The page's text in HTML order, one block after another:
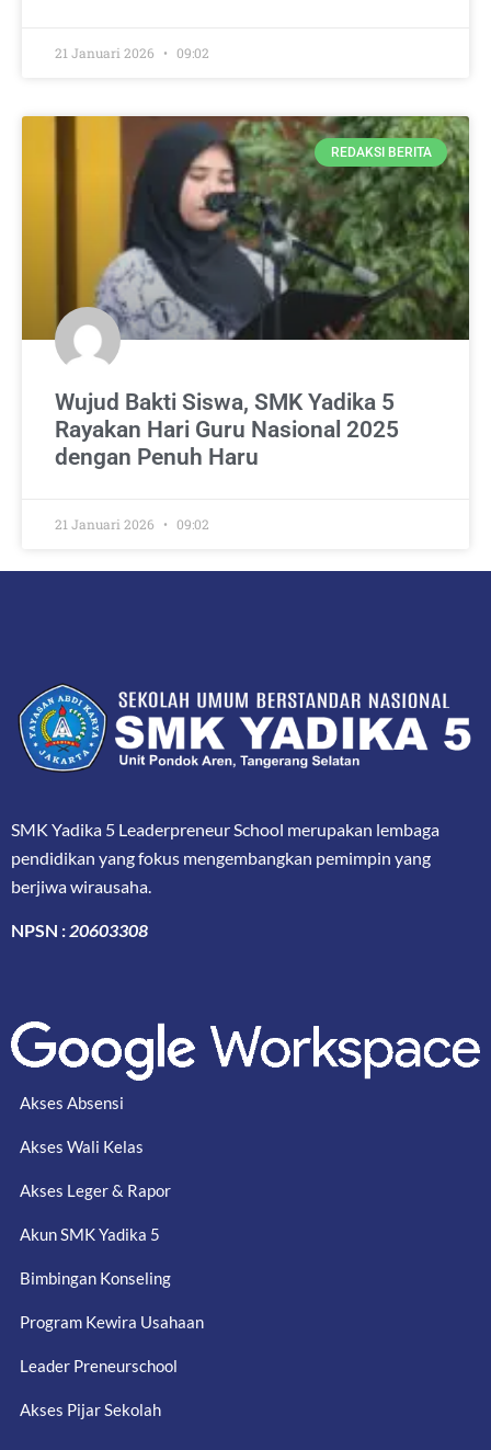
21 Januari 2026 09:02
REDAKSI BERITA
Wujud Bakti Siswa, SMK Yadika 5
Rayakan Hari Guru Nasional 2025
dengan Penuh Haru
21 Januari 2026 09:02
SMK Yadika 5 Leaderpreneur School merupakan lembaga
pendidikan yang fokus mengembangkan pemimpin yang
berjiwa wirausaha.
NPSN :20603308
Akses Absensi
Akses Wali Kelas
Akses Leger & Rapor
Akun SMK Yadika 5
Bimbingan Konseling
Program Kewira Usahaan
Leader Preneurschool
Akses Pijar Sekolah